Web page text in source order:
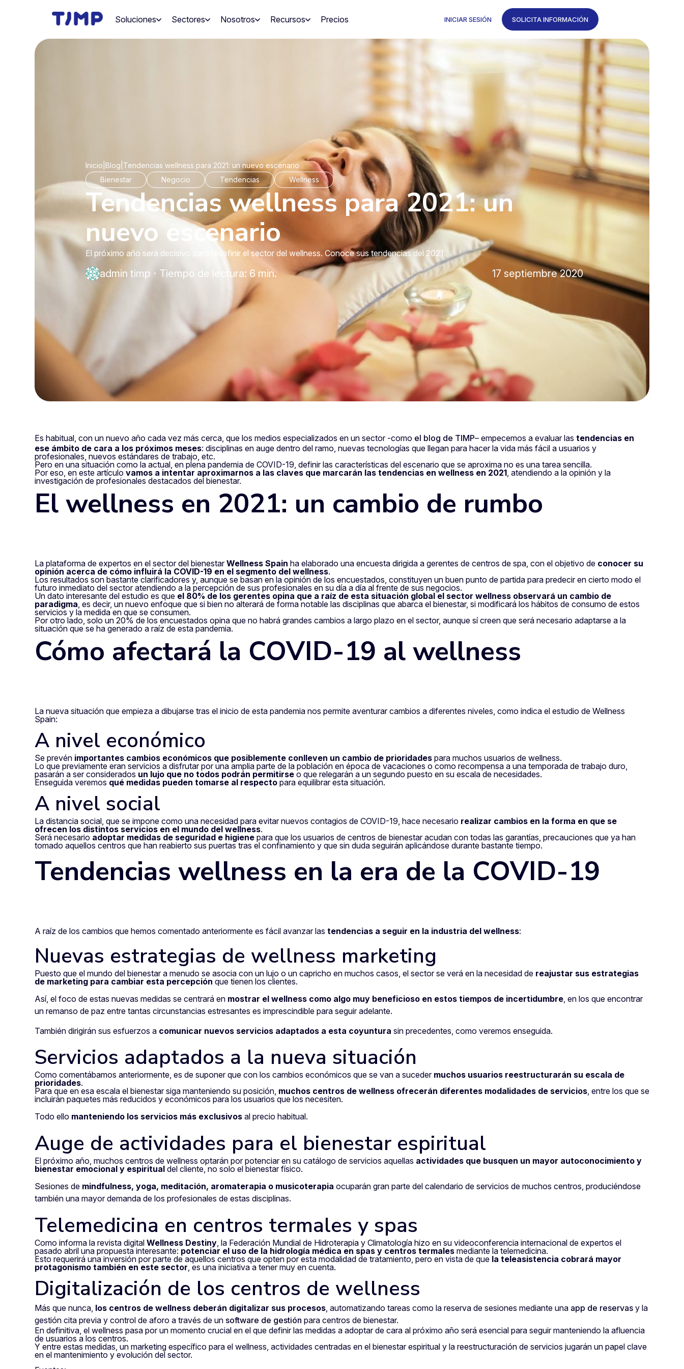
Soluciones Sectores Nosotros Recursos Precios INICIAR SESIÓN SOLICITA INFORMACIÓN
Inicio Blog Tendencias wellness para 2021: un nuevo escenario
Bienestar
Negocio Tendencias Wellness
Tendencias wellness para 2021: un
nuevo escenario
El próximo año será decisivo para redefinir el sector del wellness. Conoce sus tendencias del 2021.
admin timp · Tiempo de lectura: 6 min. 17 septiembre 2020
Es habitual, con un nuevo año cada vez más cerca, que los medios especializados en un sector -como el blog de TIMP– empecemos a evaluar las tendencias en
ese ámbito de cara a los próximos meses: disciplinas en auge dentro del ramo, nuevas tecnologías que llegan para hacer la vida más fácil a usuarios y
profesionales, nuevos estándares de trabajo, etc.
Pero en una situación como la actual, en plena pandemia de COVID-19, definir las características del escenario que se aproxima no es una tarea sencilla.
Por eso, en este artículo vamos a intentar aproximarnos a las claves que marcarán las tendencias en wellness en 2021, atendiendo a la opinión y la
investigación de profesionales destacados del bienestar.
El wellness en 2021: un cambio de rumbo
La plataforma de expertos en el sector del bienestarWellness Spain ha elaborado una encuesta dirigida a gerentes de centros de spa, con el objetivo de conocer su
opinión acerca de cómo influirá la COVID-19 en el segmento del wellness.
Los resultados son bastante clarificadores y, aunque se basan en la opinión de los encuestados, constituyen un buen punto de partida para predecir en cierto modo el
futuro inmediato del sector atendiendo a la percepción de sus profesionales en su día a día al frente de sus negocios.
Un dato interesante del estudio es que el 80% de los gerentes opina que a raíz de esta situación global el sector wellness observará un cambio de
paradigma, es decir, un nuevo enfoque que si bien no alterará de forma notable las disciplinas que abarca el bienestar, si modificará los hábitos de consumo de estos
servicios y la medida en que se consumen.
Por otro lado, solo un 20% de los encuestados opina que no habrá grandes cambios a largo plazo en el sector, aunque sí creen que será necesario adaptarse a la
situación que se ha generado a raíz de esta pandemia.
Cómo afectará la COVID-19 al wellness
La nueva situación que empieza a dibujarse tras el inicio de esta pandemia nos permite aventurar cambios a diferentes niveles, como indica el estudio de Wellness
Spain:
A nivel económico
Se prevén importantes cambios económicos que posiblemente conlleven un cambio de prioridades para muchos usuarios de wellness.
Lo que previamente eran servicios a disfrutar por una amplia parte de la población en época de vacaciones o como recompensa a una temporada de trabajo duro,
pasarán a ser considerados un lujo que no todos podrán permitirse o que relegarán a un segundo puesto en su escala de necesidades.
Enseguida veremos qué medidas pueden tomarse al respecto para equilibrar esta situación.
A nivel social
La distancia social, que se impone como una necesidad para evitar nuevos contagios de COVID-19, hace necesario realizar cambios en la forma en que se
ofrecen los distintos servicios en el mundo del wellness.
Será necesario adoptar medidas de seguridad e higiene para que los usuarios de centros de bienestar acudan con todas las garantías, precauciones que ya han
tomado aquellos centros que han reabierto sus puertas tras el confinamiento y que sin duda seguirán aplicándose durante bastante tiempo.
Tendencias wellness en la era de la COVID-19
A raíz de los cambios que hemos comentado anteriormente es fácil avanzar las tendencias a seguir en la industria del wellness:
Nuevas estrategias de wellness marketing
Puesto que el mundo del bienestar a menudo se asocia con un lujo o un capricho en muchos casos, el sector se verá en la necesidad de reajustar sus estrategias
de marketing para cambiar esta percepción que tienen los clientes.
Así, el foco de estas nuevas medidas se centrará en mostrar el wellness como algo muy beneficioso en estos tiempos de incertidumbre, en los que encontrar
un remanso de paz entre tantas circunstancias estresantes es imprescindible para seguir adelante.
También dirigirán sus esfuerzos a comunicar nuevos servicios adaptados a esta coyuntura sin precedentes, como veremos enseguida.
Servicios adaptados a la nueva situación
Como comentábamos anteriormente, es de suponer que con los cambios económicos que se van a suceder muchos usuarios reestructurarán su escala de
prioridades.
Para que en esa escala el bienestar siga manteniendo su posición, muchos centros de wellness ofrecerán diferentes modalidades de servicios , entre los que se
incluirán paquetes más reducidos y económicos para los usuarios que los necesiten.
Todo ello manteniendo los servicios más exclusivos al precio habitual.
Auge de actividades para el bienestar espiritual
El próximo año, muchos centros de wellness optarán por potenciar en su catálogo de servicios aquellas actividades que busquen un mayor autoconocimiento y
bienestar emocional y espiritual del cliente, no solo el bienestar físico.
Sesiones de mindfulness, yoga, meditación, aromaterapia o musicoterapia ocuparán gran parte del calendario de servicios de muchos centros, produciéndose
también una mayor demanda de los profesionales de estas disciplinas.
Telemedicina en centros termales y spas
Como informa la revista digital Wellness Destiny , la Federación Mundial de Hidroterapia y Climatología hizo en su videoconferencia internacional de expertos el
pasado abril una propuesta interesante: potenciar el uso de la hidrología médica en spas y centros termales mediante la telemedicina.
Esto requerirá una inversión por parte de aquellos centros que opten por esta modalidad de tratamiento, pero en vista de que la teleasistencia cobrará mayor
protagonismo también en este sector , es una iniciativa a tener muy en cuenta.
Digitalización de los centros de wellness
Más que nunca, los centros de wellness deberán digitalizar sus procesos , automatizando tareas como la reserva de sesiones mediante una app de reservas y la
gestión cita previa y control de aforo a través de un software de gestión para centros de bienestar.
En definitiva, el wellness pasa por un momento crucial en el que definir las medidas a adoptar de cara al próximo año será esencial para seguir manteniendo la afluencia
de usuarios a los centros.
Y entre estas medidas, un marketing específico para el wellness, actividades centradas en el bienestar espiritual y la reestructuración de servicios jugarán un papel clave
en el mantenimiento y evolución del sector.